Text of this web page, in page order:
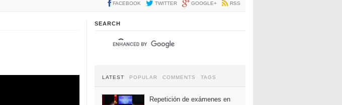
FACEBOOK TWITTER GOOGLE+ RSS
SEARCH
LATEST POPULAR COMMENTS TAGS
Repetición de exámenes en